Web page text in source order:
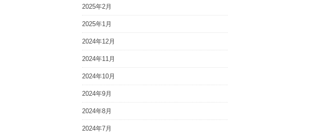
2025年2月
2025年1月
2024年12月
2024年11月
2024年10月
2024年9月
2024年8月
2024年7月